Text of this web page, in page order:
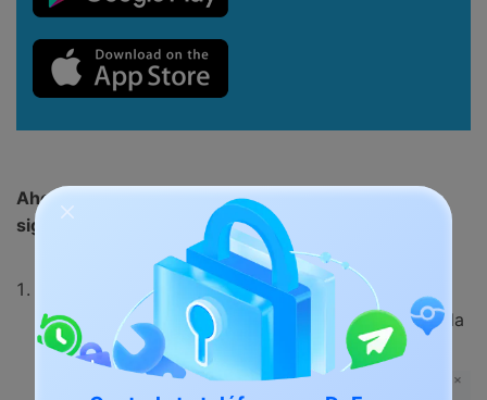
Ahora vamos a corregir el error 9006 de iTunes
siguiendo estas instrucciones sencillas:
Consigue dr.fone - Reparación de iTunes
descargado en tu Windows o Mac. Instala y lanza la
herramienta.